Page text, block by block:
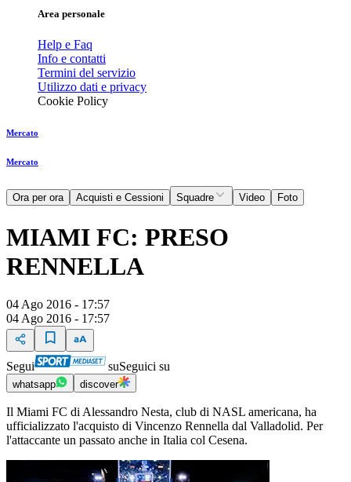
Area personale
Help e Faq
Info e contatti
Termini del servizio
Utilizzo dati e privacy
Cookie Policy
Mercato
Mercato
Ora per ora Acquisti e Cessioni Squadre Video Foto
MIAMI FC: PRESO
RENNELLA
04 Ago 2016 - 17:57
04 Ago 2016 - 17:57
Segui suSeguici su
whatsapp discover
Il Miami FC di Alessandro Nesta, club di NASL americana, ha
ufficializzato l'acquisto di Vincenzo Rennella dal Valladolid. Per
l'attaccante un passato anche in Italia col Cesena.